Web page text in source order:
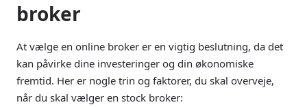
broker
At vælge en online broker er en vigtig beslutning, da det
kan påvirke dine investeringer og din økonomiske
fremtid. Her er nogle trin og faktorer, du skal overveje,
når du skal vælger en stock broker: